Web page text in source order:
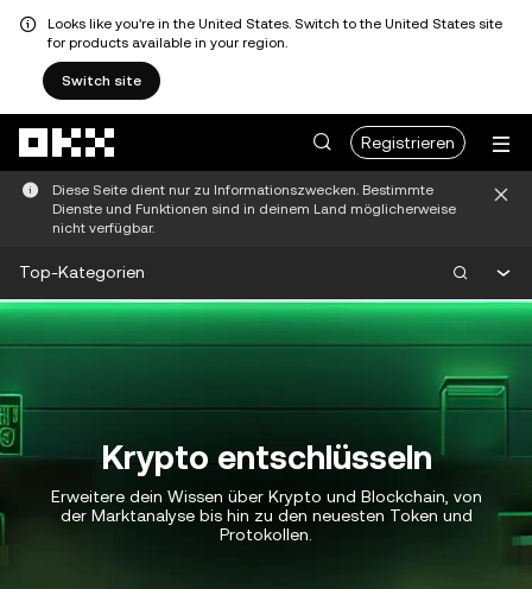
Looks like you're in the United States. Switch to the United States site
for products available in your region.
Switch site
Registrieren
Diese Seite dient nur zu Informationszwecken. Bestimmte
Dienste und Funktionen sind in deinem Land möglicherweise
nicht verfügbar.
Top-Kategorien
Krypto entschlüsseln
Erweitere dein Wissen über Krypto und Blockchain, von
der Marktanalyse bis hin zu den neuesten Token und
Protokollen.